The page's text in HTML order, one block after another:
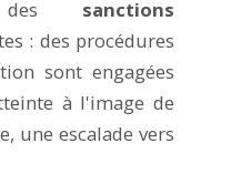
des sanctions
: des procédures
sont engagées
à l'image de
une escalade vers